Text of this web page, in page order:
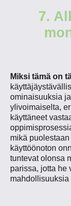
7.
Miksi tämä on
ominaisuuksia
ylivoimaiselta,
käyttäneet
mikä
käyttöönoton
tuntevat olonsa
parissa, jotta he
mahdollisuuksia